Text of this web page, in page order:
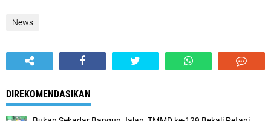
News
DIREKOMENDASIKAN